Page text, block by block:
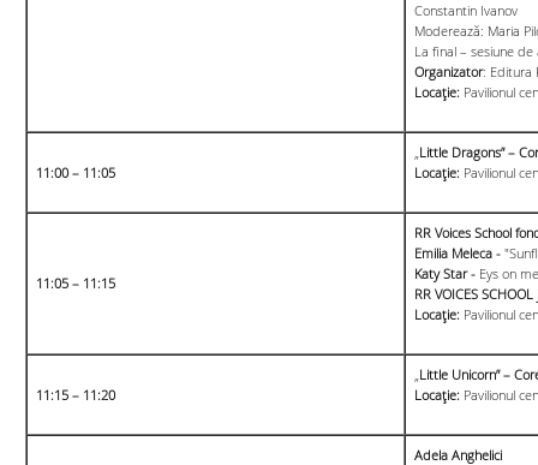
Constantin Ivanov
Moderează: Maria
La final – sesiune
Organizator: Editura
Locație: Pavilionul
11:00 – 11:05
„Little Dragons” –
Locație: Pavilionul
11:05 – 11:15
RR Voices School
Emilia Meleca -
Katy Star - Eys on me
RR VOICES
Locație: Pavilionul
11:15 – 11:20
„Little Unicorn” –
Locație: Pavilionul
Adela Anghelici